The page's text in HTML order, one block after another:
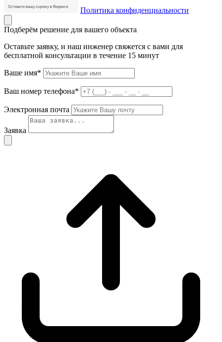
Политика конфиденциальности
Подберём решение для вашего объекта
Оставьте заявку, и наш инженер свяжется с вами для
бесплатной консультации в течение 15 минут
Ваше имя*
Ваш номер телефона*
Электронная почта
Заявка